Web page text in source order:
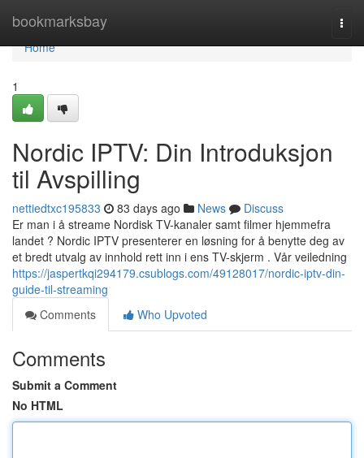
bookmarksbay
Home
Home
1
Nordic IPTV: Din Introduksjon
til Avspilling
nettiedtxc195833 83 days ago News
Discuss
Er man i å streame Nordisk TV-kanaler samt filmer hjemmefra
landet ? Nordic IPTV presenterer en løsning for å benytte deg av
et bredt utvalg av innhold rett inn i ens TV-skjerm . Vår veiledning
https://jaspertkqi294179.csublogs.com/49128017/nordic-iptv-din-
guide-til-streaming
Comments
Who Upvoted
Comments
Submit a Comment
No HTML